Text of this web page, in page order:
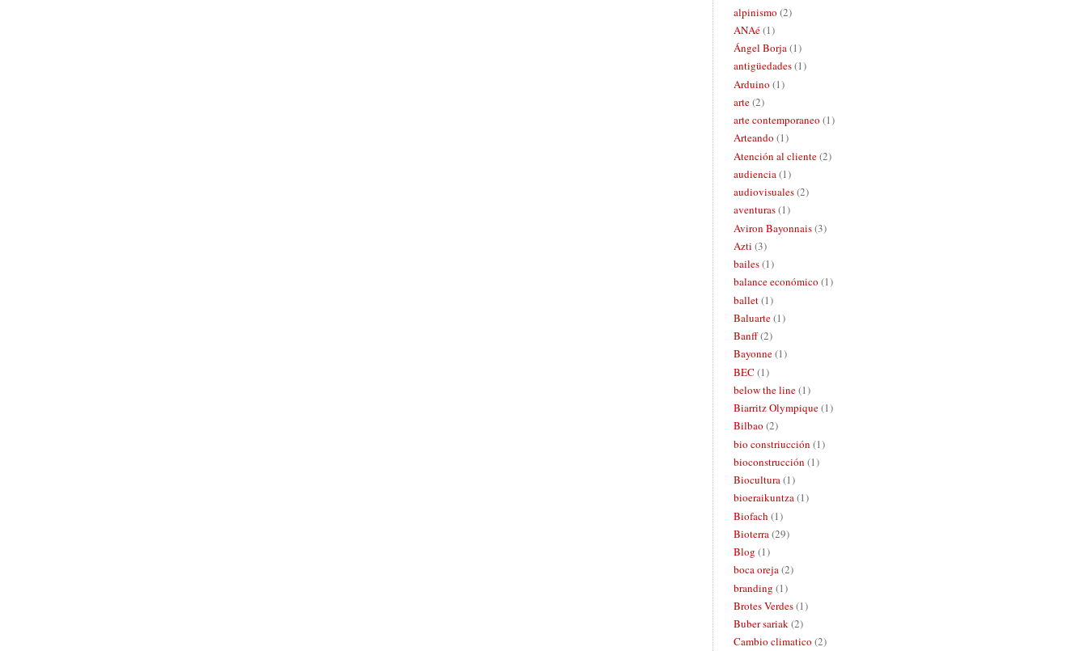
alpinismo (2)
ANAé(1)
Ángel Borja(1)
antigüedades(1)
Arduino (1)
arte(2)
arte contemporaneo (1)
Arteando (1)
Atención al cliente(2)
audiencia(1)
audiovisuales(2)
aventuras(1)
Aviron Bayonnais(3)
Azti (3)
bailes(1)
balance económico (1)
ballet(1)
Baluarte(1)
Banff(2)
Bayonne(1)
BEC (1)
below the line(1)
Biarritz Olympique(1)
Bilbao (2)
bio constriucción (1)
bioconstrucción (1)
Biocultura(1)
bioeraikuntza(1)
Biofach (1)
Bioterra(29)
Blog (1)
boca oreja(2)
branding (1)
Brotes Verdes(1)
Buber sariak(2)
Cambio climatico (2)